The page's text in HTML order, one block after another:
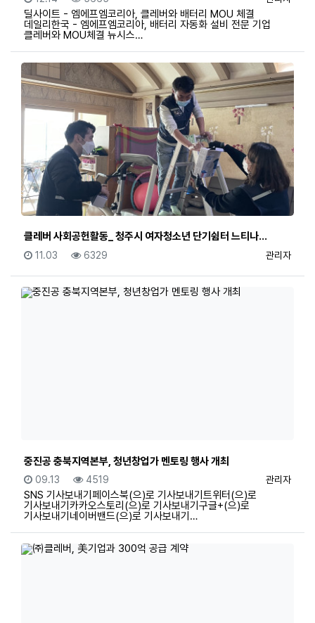
딜사이트 - 엠에프엠코리아, 클레버와 배터리 MOU 체결
데일리한국 - 엠에프엠코리아, 배터리 자동화 설비 전문 기업
클레버와 MOU체결 뉴시스…
클레버 사회공헌활동_ 청주시 여자청소년 단기쉼터 느티나…
등록자
관리자
등록일
11.03 조회
6329
중진공 충북지역본부, 청년창업가 멘토링 행사 개최
등록자
관리자
등록일
09.13 조회
4519
SNS 기사보내기페이스북(으)로 기사보내기트위터(으)로
기사보내기카카오스토리(으)로 기사보내기구글+(으)로
기사보내기네이버밴드(으)로 기사보내기…